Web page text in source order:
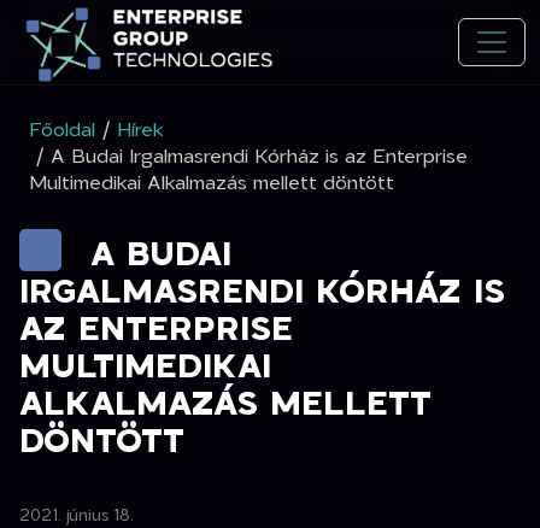
Főoldal / Hírek
/ A Budai Irgalmasrendi Kórház is az Enterprise
Multimedikai Alkalmazás mellett döntött
A BUDAI
IRGALMASRENDI KÓRHÁZ IS
AZ ENTERPRISE
MULTIMEDIKAI
ALKALMAZÁS MELLETT
DÖNTÖTT
2021. június 18.